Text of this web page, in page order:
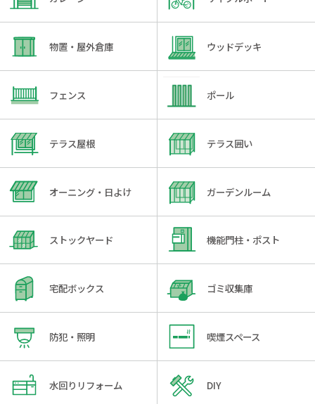
物置・屋外倉庫 ウッドデッキ
フェンス ポール
テラス屋根 テラス囲い
オーニング・日よけ ガーデンルーム
ストックヤード 機能門柱・ポスト
宅配ボックス ゴミ収集庫
防犯・照明 喫煙スペース
水回りリフォーム DIY